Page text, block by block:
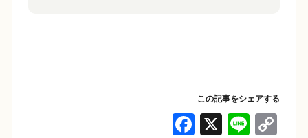
この記事をシェアする
F X Li